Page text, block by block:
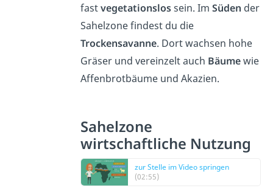
fastvegetationslossein. ImSüden der
Sahelzone findest du die
Trockensavanne. Dort wachsen hohe
Gräser und vereinzelt auch Bäumewie
Affenbrotbäume und Akazien.
Sahelzone
wirtschaftliche Nutzung
zur Stelle im Video springen
(02:55)